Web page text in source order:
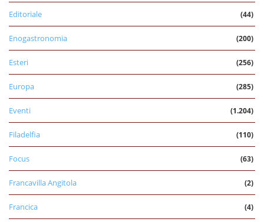
Editoriale (44)
Enogastronomia (200)
Esteri (256)
Europa (285)
Eventi (1.204)
Filadelfia (110)
Focus (63)
Francavilla Angitola (2)
Francica (4)